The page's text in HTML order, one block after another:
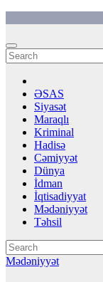
content
ƏSAS
Siyasət
Maraqlı
Kriminal
Hadisə
Cəmiyyət
Dünya
İdman
İqtisadiyyat
Mədəniyyət
Təhsil
Mədəniyyət